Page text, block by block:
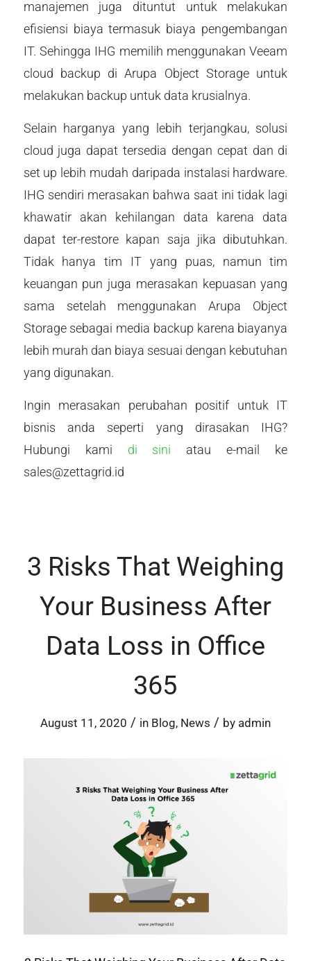
manajemen juga dituntut untuk melakukan
efisiensi biaya termasuk biaya pengembangan
IT. Sehingga IHG memilih menggunakan Veeam
cloud backup di Arupa Object Storage untuk
melakukan backup untuk data krusialnya.
Selain harganya yang lebih terjangkau, solusi
cloud juga dapat tersedia dengan cepat dan di
set up lebih mudah daripada instalasi hardware.
IHG sendiri merasakan bahwa saat ini tidak lagi
khawatir akan kehilangan data karena data
dapat ter-restore kapan saja jika dibutuhkan.
Tidak hanya tim IT yang puas, namun tim
keuangan pun juga merasakan kepuasan yang
sama setelah menggunakan Arupa Object
Storage sebagai media backup karena biayanya
lebih murah dan biaya sesuai dengan kebutuhan
yang digunakan.
Ingin merasakan perubahan positif untuk IT
bisnis anda seperti yang dirasakan IHG?
Hubungi kami di sini atau e-mail ke
sales@zettagrid.id
3 Risks That Weighing
Your Business After
Data Loss in Office
365
August 11, 2020 / in Blog, News / by admin